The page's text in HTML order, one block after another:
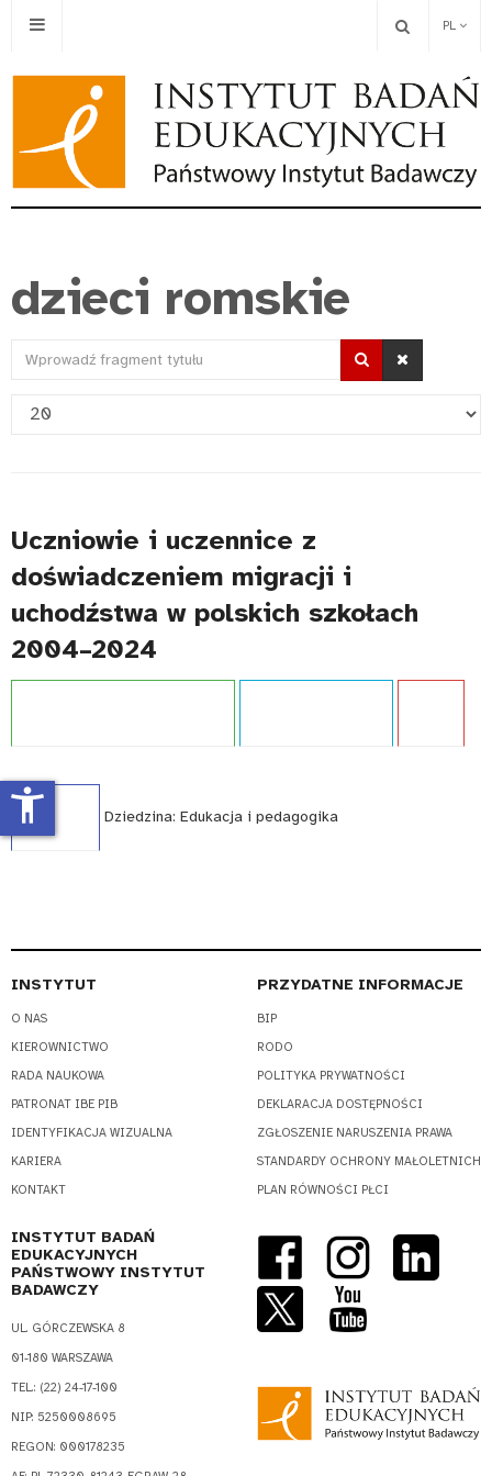
PL
dzieci romskie
Wprowadź
tytułu
Pokaż
Uczniowie i uczennice z
doświadczeniem migracji i
uchodźstwa w polskich szkołach
2004–2024
WCAG - TAK
Dziedzina: Edukacja i pedagogika
INSTYTUT
O NAS
KIEROWNICTWO
RADA NAUKOWA
PATRONAT IBE PIB
IDENTYFIKACJA WIZUALNA
KARIERA
KONTAKT
PRZYDATNE INFORMACJE
BIP
RODO
POLITYKA PRYWATNOŚCI
DEKLARACJA DOSTĘPNOŚCI
ZGŁOSZENIE NARUSZENIA PRAWA
STANDARDY OCHRONY MAŁOLETNICH
PLAN RÓWNOŚCI PŁCI
INSTYTUT BADAŃ
EDUKACYJNYCH
PAŃSTWOWY INSTYTUT
BADAWCZY
UL. GÓRCZEWSKA 8
01-180 WARSZAWA
TEL.: (22) 24-17-100
NIP: 5250008695
REGON: 000178235
accessibility_new